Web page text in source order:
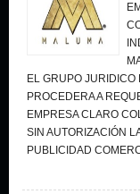
EL GRUPO JURIDICO
PROCEDERA A
EMPRESA CLARO
SIN AUTORIZACIÓN
PUBLICIDAD